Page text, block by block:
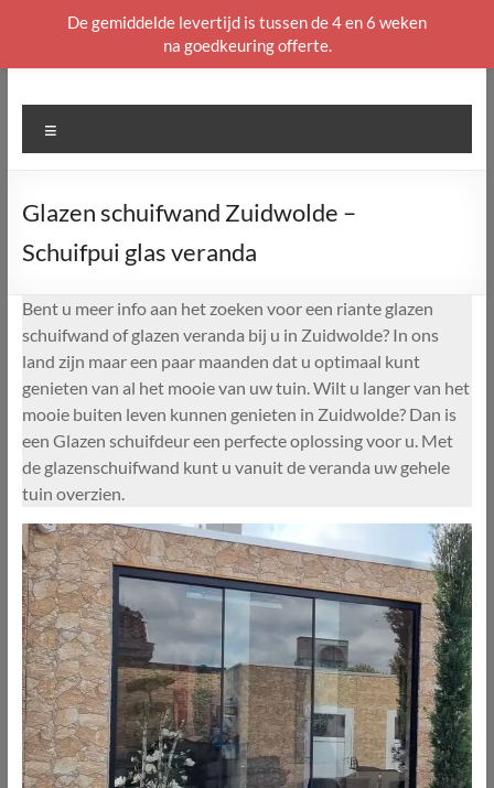
naar
Glazen schuifwand Zuidwolde –
Schuifpui glas veranda
Bent u meer info aan het zoeken voor een riante glazen
schuifwand of glazen veranda bij u in Zuidwolde? In ons
land zijn maar een paar maanden dat u optimaal kunt
genieten van al het mooie van uw tuin. Wilt u langer van het
mooie buiten leven kunnen genieten in Zuidwolde? Dan is
een Glazen schuifdeur een perfecte oplossing voor u. Met
de glazenschuifwand kunt u vanuit de veranda uw gehele
tuin overzien.
De gemiddelde levertijd is tussen de 4 en 6 weken
na goedkeuring offerte.